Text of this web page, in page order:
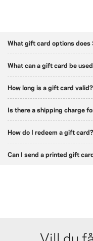
What gift card options does
What can a gift card be
How long is a gift card valid?
Is there a shipping charge
How do I redeem a gift card?
Can I send a printed gift
Vill du